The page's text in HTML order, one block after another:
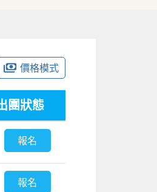
價格模式
團狀態
報名
報名